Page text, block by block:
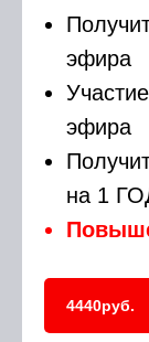
эфира
эфира
на 1
4440руб.